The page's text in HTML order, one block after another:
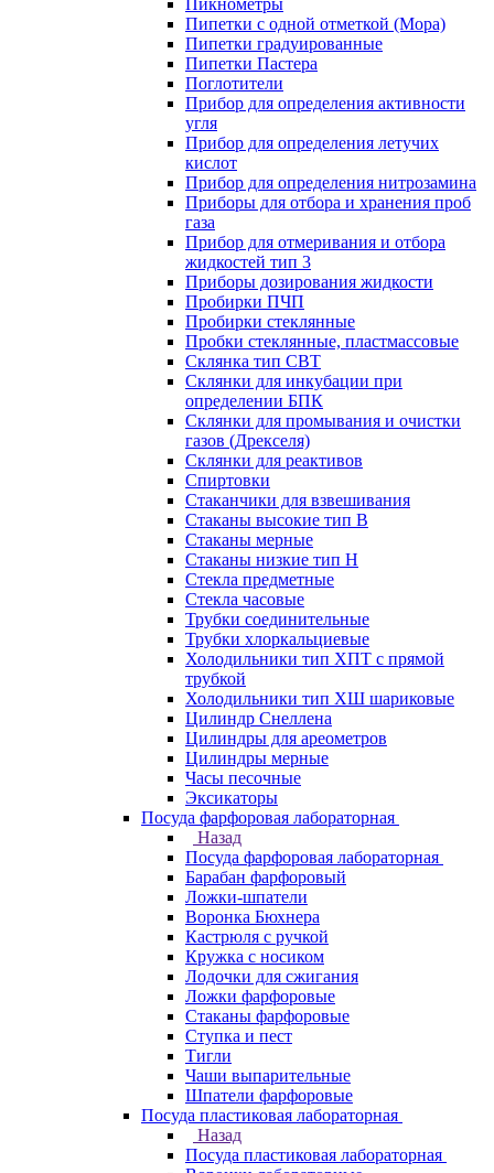
Пикнометры
Пипетки с одной отметкой (Мора)
Пипетки градуированные
Пипетки Пастера
Поглотители
Прибор для определения активности
угля
Прибор для определения летучих
кислот
Прибор для определения нитрозамина
Приборы для отбора и хранения проб
газа
Прибор для отмеривания и отбора
жидкостей тип 3
Приборы дозирования жидкости
Пробирки ПЧП
Пробирки стеклянные
Пробки стеклянные, пластмассовые
Склянка тип СВТ
Склянки для инкубации при
определении БПК
Склянки для промывания и очистки
газов (Дрекселя)
Склянки для реактивов
Спиртовки
Стаканчики для взвешивания
Стаканы высокие тип В
Стаканы мерные
Стаканы низкие тип Н
Стекла предметные
Стекла часовые
Трубки соединительные
Трубки хлоркальциевые
Холодильники тип ХПТ с прямой
трубкой
Холодильники тип ХШ шариковые
Цилиндр Снеллена
Цилиндры для ареометров
Цилиндры мерные
Часы песочные
Эксикаторы
Посуда фарфоровая лабораторная
Назад
Посуда фарфоровая лабораторная
Барабан фарфоровый
Ложки-шпатели
Воронка Бюхнера
Кастрюля с ручкой
Кружка с носиком
Лодочки для сжигания
Ложки фарфоровые
Стаканы фарфоровые
Ступка и пест
Тигли
Чаши выпарительные
Шпатели фарфоровые
Посуда пластиковая лабораторная
Назад
Посуда пластиковая лабораторная